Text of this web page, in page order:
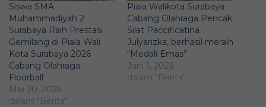
Siswa SMA
Muhammadiyah 2
Surabaya Raih Prestasi
Gemilang di Piala Wali
Kota Surabaya 2026
Cabang Olahraga
Floorball
Mei 20, 2026
dalam "Berita"
Piala Walikota Surabaya
Cabang Olahraga Pencak
Silat Paccificatina
Julyarizka, berhasil meraih
“Medali Emas”
Juni 1, 2026
dalam "Berita"